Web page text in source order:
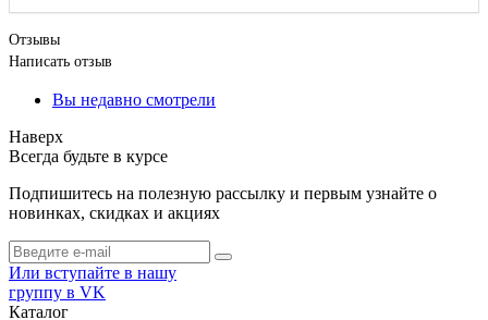
Отзывы
Написать отзыв
Вы недавно смотрели
Наверх
Всегда будьте в курсе
Подпишитесь на полезную рассылку и первым узнайте о
новинках, скидках и акциях
Или вступайте в нашу
группу в VK
Каталог